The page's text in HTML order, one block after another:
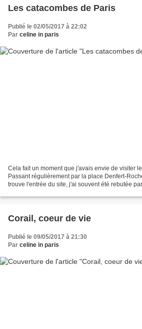
Les catacombes de Paris
Publié le 02/05/2017 à 22:02
Par celine in paris
Cela fait un moment que j'avais envie de visiter
Passant régulièrement par la place Denfert-
trouve l'entrée du site, j'ai souvent été rebutée
Corail, coeur de vie
Publié le 09/05/2017 à 21:30
Par celine in paris